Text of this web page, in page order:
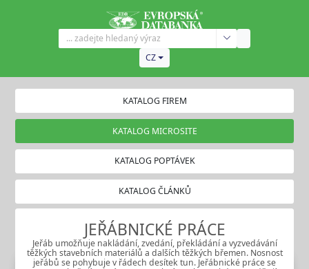
CZ
KATALOG FIREM
KATALOG MICROSITE
KATALOG POPTÁVEK
KATALOG ČLÁNKŮ
JEŘÁBNICKÉ PRÁCE
Jeřáb umožňuje nakládání, zvedání, překládání a vyzvedávání
těžkých stavebních materiálů a dalších těžkých břemen. Nosnost
jeřábů se pohybuje v řádech desítek tun. Jeřábnické práce se